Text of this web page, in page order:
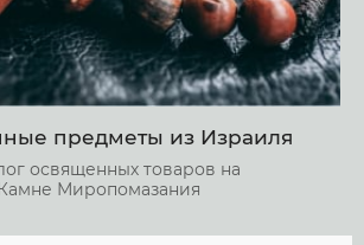
предметы из Израиля
освященных товаров на
Миропомазания